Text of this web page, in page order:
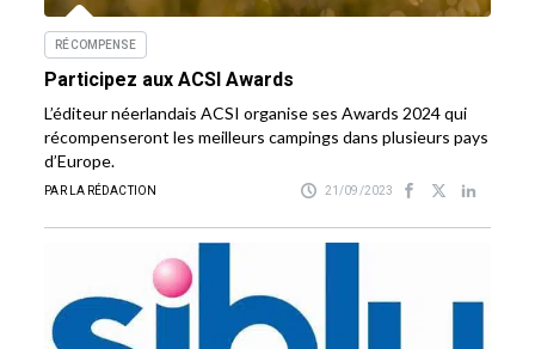
RÉCOMPENSE
Participez aux ACSI Awards
L’éditeur néerlandais ACSI organise ses Awards 2024 qui
récompenseront les meilleurs campings dans plusieurs pays
d’Europe.
PAR LA RÉDACTION 21/09/2023